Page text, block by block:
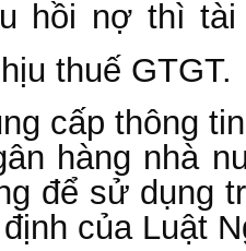
hồi nợ thì
thuế GTGT.
cấp thông
hàng nhà
để sử dụng
của Luật